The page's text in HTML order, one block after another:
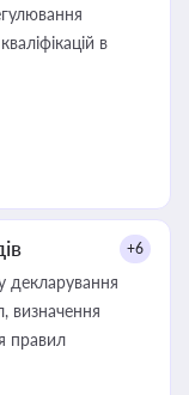
в
+6
декларування
визначення
правил